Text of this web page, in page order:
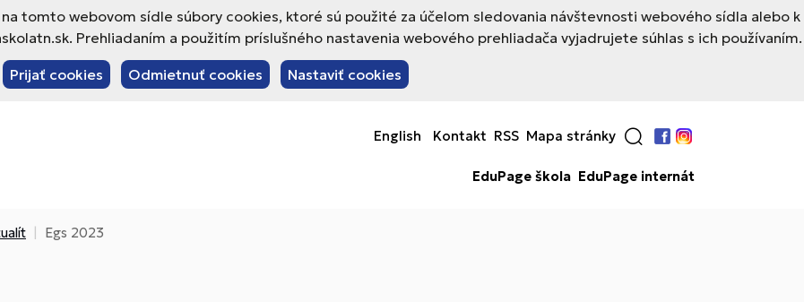
tomto webovom sídle súbory cookies, ktoré sú použité za účelom sledovania návštevnosti webového sídla alebo k
Prehliadaním a použitím príslušného nastavenia webového prehliadača vyjadrujete súhlas s ich používaním.
Prijať cookies Odmietnuť cookies Nastaviť cookies
English Kontakt RSS Mapa stránky
Facebook
Instagram
EduPage škola EduPage internát
Egs 2023